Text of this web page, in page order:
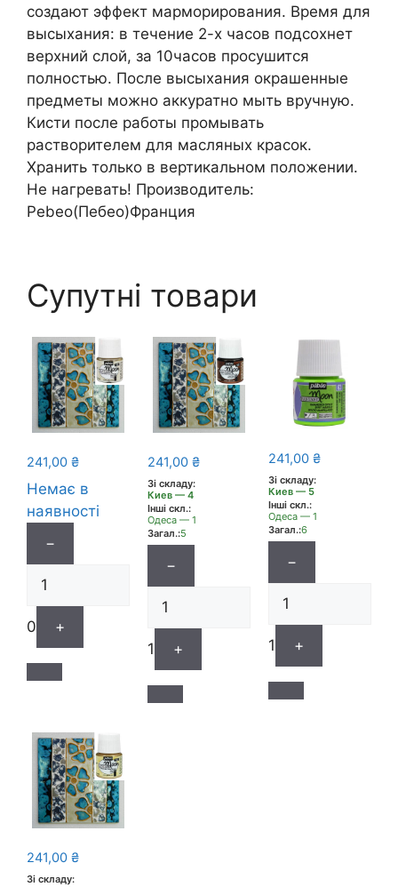
создают эффект марморирования. Время для
высыхания: в течение 2-х часов подсохнет
верхний слой, за 10часов просушится
полностью. После высыхания окрашенные
предметы можно аккуратно мыть вручную.
Кисти после работы промывать
растворителем для масляных красок.
Хранить только в вертикальном положении.
Не нагревать! Производитель:
Pebeo(Пебео)Франция
Супутні товари
241,00 ₴
Немає в
наявності
−
0 +
241,00 ₴
Зі складу:
Киев — 4
Інші скл.:
Одеса — 1
Загал.:5
−
1 +
241,00 ₴
Зі складу:
Киев — 5
Інші скл.:
Одеса — 1
Загал.:6
−
1 +
241,00 ₴
Зі складу: